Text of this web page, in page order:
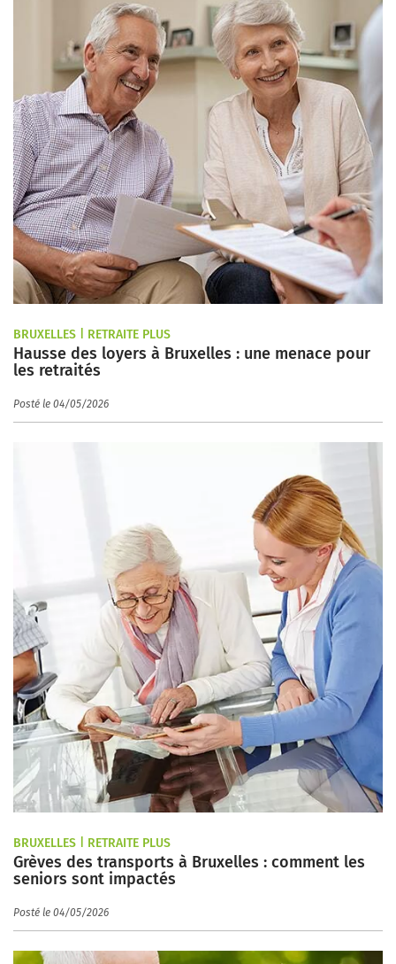
BRUXELLES | RETRAITE PLUS
Hausse des loyers à Bruxelles : une menace pour
les retraités
Posté le 04/05/2026
BRUXELLES | RETRAITE PLUS
Grèves des transports à Bruxelles : comment les
seniors sont impactés
Posté le 04/05/2026